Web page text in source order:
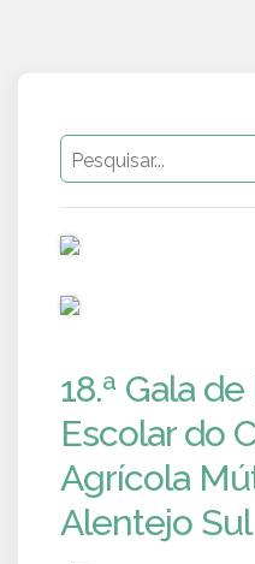
18.ª Gala
Escolar do
Agrícola
Alentejo Sul